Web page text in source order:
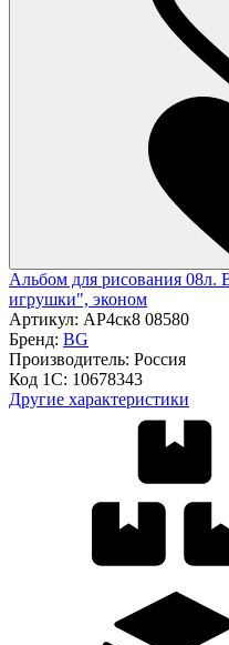
Альбом для рисования
игрушки", эконом
Артикул: АР4ск8 08580
Бренд: BG
Производитель: Россия
Код 1С: 10678343
Другие характеристики